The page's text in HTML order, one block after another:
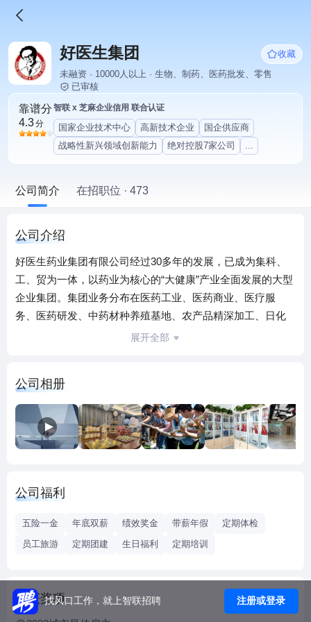
好医生集团
收藏
未融资 · 10000人以上 · 生物、制药、医药批发、零售
已审核
靠谱分
4.3分
智联 x 芝麻企业信用 联合认证
国家企业技术中心 高新技术企业
国企供应商
战略性新兴领域创新能力
绝对控股7家公司 ...
公司简介 在招职位 · 473
公司介绍
好医生药业集团有限公司经过30多年的发展，已成为集科、
工、贸为一体，以药业为核心的“大健康”产业全面发展的大型
企业集团。集团业务分布在医药工业、医药商业、医疗服
务、医药研发、中药材种养殖基地、农产品精深加工、日化
工业、体育文化八大版块，下属有37家全资子公司，14个
业技术中心，两个省级企业技术中心，一个省级工程技术中
心，一个省级重点实验室；拥有4家高新技术企业，是农业产
业化国家重点龙头企业，四川省创新型企业；建立了三州地
区首个省级院士（专家）工作站和国家级博士后科研工作
校科研院所建立了产学研平台。好医生药业是工信部“中国医
展开全部
公司相册
公司福利
五险一金 年底双薪 绩效奖金 带薪年假
定期体检
员工旅游
定期团建 生日福利 定期培训
荣获奖项找风口工作，就上智联招聘 注册或登录